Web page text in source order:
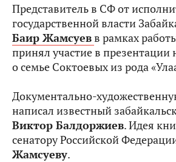
Представитель в СФ от
государственной власти
Баир Жамсуевв рамках
принял участие в презентации
о семье Соктоевых из рода
Документально-
написал известный
Виктор Балдоржиев. Идея
сенатору Российской
Жамсуеву.